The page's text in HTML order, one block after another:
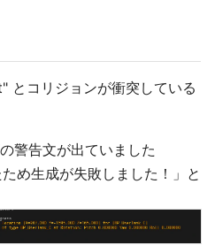
とコリジョンが衝突している
警告文が出ていました
め生成が失敗しました！」と